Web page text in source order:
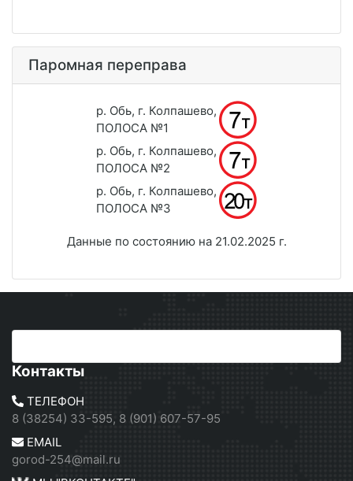
Паромная переправа
р. Обь, г. Колпашево,
ПОЛОСА №1
р. Обь, г. Колпашево,
ПОЛОСА №2
р. Обь, г. Колпашево,
ПОЛОСА №3
Данные по состоянию на 21.02.2025 г.
Контакты
ТЕЛЕФОН
8 (38254) 33-595, 8 (901) 607-57-95
EMAIL
gorod-254@mail.ru